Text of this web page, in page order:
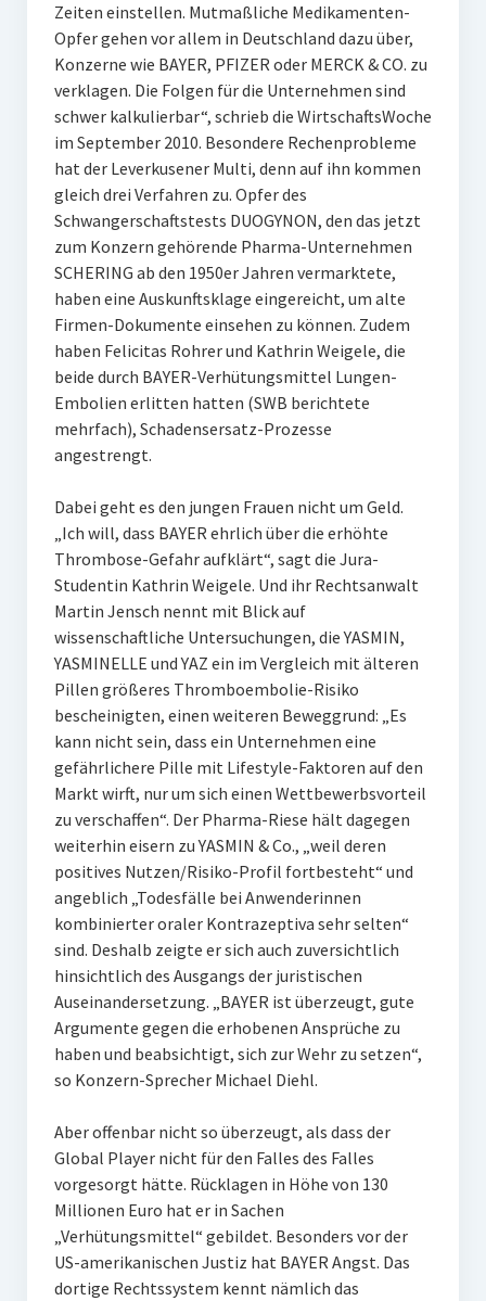
Zeiten einstellen. Mutmaßliche Medikamenten-
Opfer gehen vor allem in Deutschland dazu über,
Konzerne wie BAYER, PFIZER oder MERCK & CO. zu
verklagen. Die Folgen für die Unternehmen sind
schwer kalkulierbar“, schrieb die WirtschaftsWoche
im September 2010. Besondere Rechenprobleme
hat der Leverkusener Multi, denn auf ihn kommen
gleich drei Verfahren zu. Opfer des
Schwangerschaftstests DUOGYNON, den das jetzt
zum Konzern gehörende Pharma-Unternehmen
SCHERING ab den 1950er Jahren vermarktete,
haben eine Auskunftsklage eingereicht, um alte
Firmen-Dokumente einsehen zu können. Zudem
haben Felicitas Rohrer und Kathrin Weigele, die
beide durch BAYER-Verhütungsmittel Lungen-
Embolien erlitten hatten (SWB berichtete
mehrfach), Schadensersatz-Prozesse
angestrengt.
Dabei geht es den jungen Frauen nicht um Geld.
„Ich will, dass BAYER ehrlich über die erhöhte
Thrombose-Gefahr aufklärt“, sagt die Jura-
Studentin Kathrin Weigele. Und ihr Rechtsanwalt
Martin Jensch nennt mit Blick auf
wissenschaftliche Untersuchungen, die YASMIN,
YASMINELLE und YAZ ein im Vergleich mit älteren
Pillen größeres Thromboembolie-Risiko
bescheinigten, einen weiteren Beweggrund: „Es
kann nicht sein, dass ein Unternehmen eine
gefährlichere Pille mit Lifestyle-Faktoren auf den
Markt wirft, nur um sich einen Wettbewerbsvorteil
zu verschaffen“. Der Pharma-Riese hält dagegen
weiterhin eisern zu YASMIN & Co., „weil deren
positives Nutzen/Risiko-Profil fortbesteht“ und
angeblich „Todesfälle bei Anwenderinnen
kombinierter oraler Kontrazeptiva sehr selten“
sind. Deshalb zeigte er sich auch zuversichtlich
hinsichtlich des Ausgangs der juristischen
Auseinandersetzung. „BAYER ist überzeugt, gute
Argumente gegen die erhobenen Ansprüche zu
haben und beabsichtigt, sich zur Wehr zu setzen“,
so Konzern-Sprecher Michael Diehl.
Aber offenbar nicht so überzeugt, als dass der
Global Player nicht für den Falles des Falles
vorgesorgt hätte. Rücklagen in Höhe von 130
Millionen Euro hat er in Sachen
„Verhütungsmittel“ gebildet. Besonders vor der
US-amerikanischen Justiz hat BAYER Angst. Das
dortige Rechtssystem kennt nämlich das